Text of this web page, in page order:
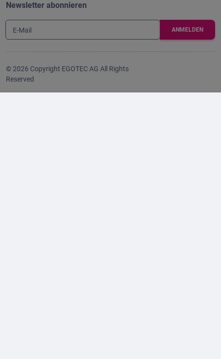
Newsletter abonnieren
E-Mail
© 2026 Copyright EGOTEC AG All Rights
Reserved